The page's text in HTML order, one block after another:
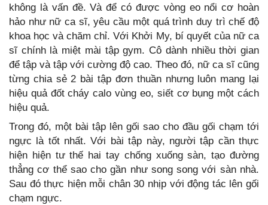
không là vấn đề. Và để có được vòng eo nổi cơ hoàn
hảo như nữ ca sĩ, yêu cầu một quá trình duy trì chế độ
khoa học và chăm chỉ. Với Khởi My, bí quyết của nữ ca
sĩ chính là miệt mài tập gym. Cô dành nhiều thời gian
để tập và tập với cường độ cao. Theo đó, nữ ca sĩ cũng
từng chia sẻ 2 bài tập đơn thuần nhưng luôn mang lại
hiệu quả đốt cháy calo vùng eo, siết cơ bụng một cách
hiệu quả.
Trong đó, một bài tập lên gối sao cho đầu gối chạm tới
ngực là tốt nhất. Với bài tập này, người tập cần thực
hiện hiện tư thế hai tay chống xuống sàn, tạo đường
thẳng cơ thể sao cho gần như song song với sàn nhà.
Sau đó thực hiện mỗi chân 30 nhịp với động tác lên gối
chạm ngực.